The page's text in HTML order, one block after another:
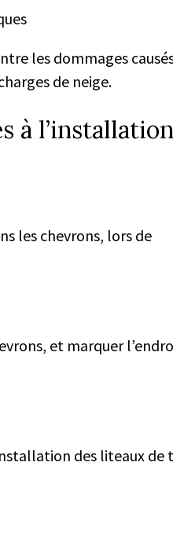
les dommages
de neige.
à l’installation
les chevrons, lors de
et marquer
des liteaux de